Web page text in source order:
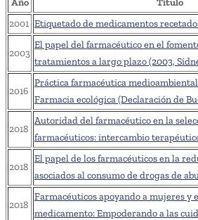
Año
Título
2001 Etiquetado de medicamentos
2003
El papel del farmacéutico en el
tratamientos a largo plazo (2003,
2016
Práctica farmacéutica
Farmacia ecológica (Declaración de
2018
Autoridad del farmacéutico en la
farmacéuticos: intercambio
2018
El papel de los farmacéuticos en la
asociados al consumo de drogas de
2018
Farmacéuticos apoyando a mujeres y
medicamento: Empoderando a las